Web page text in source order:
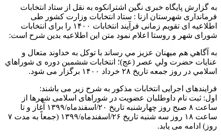
به گزارش پایگاه خبری نگین اشترانکوه به نقل از ستاد انتخابات
فرمانداری شهرستان ازنا : ستاد انتخابات وزارت کشور طی
اطلاعیه ای تقویم زمانی فرآیند انتخابات ۱۴۰۰ را برای انتخابات
شورای شهر و روستا اعلام نمود متن این اطلاعیه بدین شرح است:
به آگاهي هم ميهنان عزيز مي رساند با توكل به خداوند متعال و
عنايات حضرت ولي عصر (عج)؛ انتخابات ششمين دوره ی شوراهاي
اسلامي در روز جمعه تاریخ ۲۸ خرداد ۱۴۰۰ برگزار می شود.
فرایندهای اجرایی انتخابات مذکور به شرح زیر می باشند:
اول: ثبت نام داوطلبان عضویت در شوراهای اسلامی شهرها از
ساعت ۸ صبح روز چهارشنبه تاریخ ۲۰/اسفندماه/۱۳۹۹ آغاز و تا
ساعت ۱۸ روز سه شنبه تاریخ ۲۶/اسفندماه/۱۳۹۹ (جمعاً به مدت ۷
روز) ادامه می یابد.